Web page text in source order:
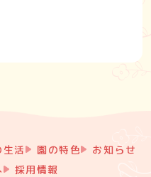
活 園の特色
お知らせ
採用情報